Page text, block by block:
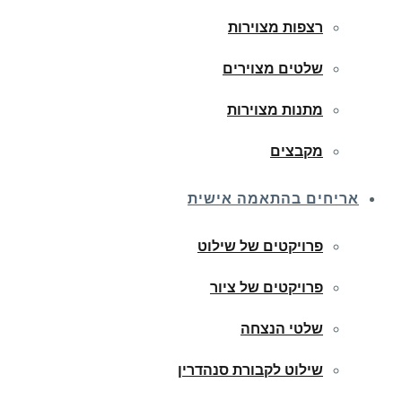
רצפות מצוירות
שלטים מצוירים
מתנות מצוירות
מקבצים
אריחים בהתאמה אישית
פרויקטים של שילוט
פרויקטים של ציור
שלטי הנצחה
שילוט לקבורת סנהדרין